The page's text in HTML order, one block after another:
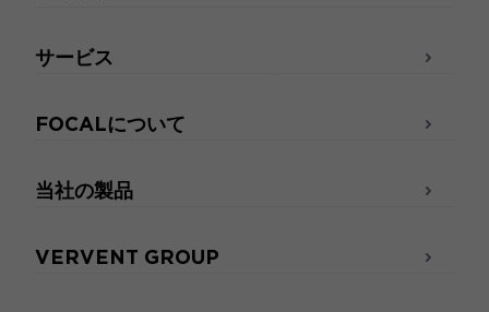
サービス
FOCALについて
当社の製品
VERVENT GROUP